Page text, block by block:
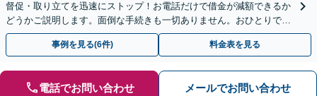
督促・取り立てを迅速にストップ！お電話だけで借金が減額できるか
どうかご説明します。面倒な手続きも一切ありません。おひとりで悩
まず、お気軽にご相談ください。【電話相談可】
事例を見る(6件) 料金表を見る
電話でお問い合わせ メールでお問い合わせ